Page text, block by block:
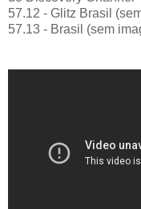
57.12 - Glitz Brasil
57.13 - Brasil (sem